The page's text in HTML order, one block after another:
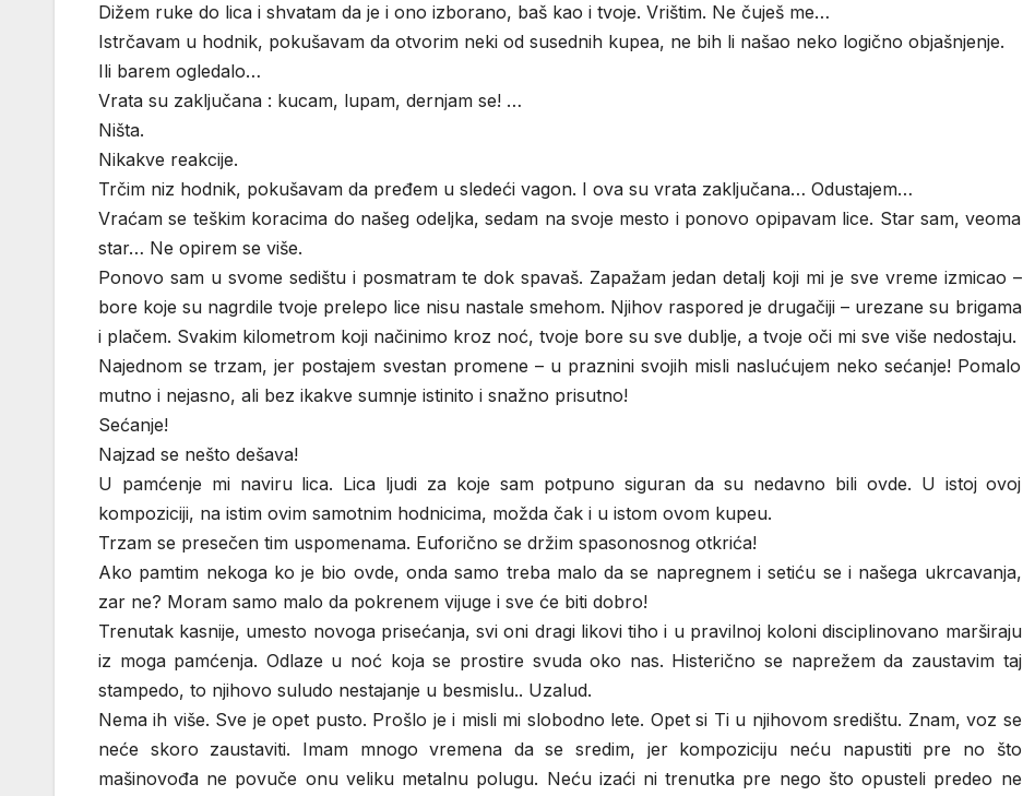
Dižem ruke do lica i shvatam da je i ono izborano, baš kao i tvoje. Vrištim. Ne čuješ me…
Istrčavam u hodnik, pokušavam da otvorim neki od susednih kupea, ne bih li našao neko logično objašnjenje.
Ili barem ogledalo…
Vrata su zaključana : kucam, lupam, dernjam se! …
Ništa.
Nikakve reakcije.
Trčim niz hodnik, pokušavam da pređem u sledeći vagon. I ova su vrata zaključana… Odustajem…
Vraćam se teškim koracima do našeg odeljka, sedam na svoje mesto i ponovo opipavam lice. Star sam, veoma
star… Ne opirem se više.
Ponovo sam u svome sedištu i posmatram te dok spavaš. Zapažam jedan detalj koji mi je sve vreme izmicao –
bore koje su nagrdile tvoje prelepo lice nisu nastale smehom. Njihov raspored je drugačiji – urezane su brigama
i plačem. Svakim kilometrom koji načinimo kroz noć, tvoje bore su sve dublje, a tvoje oči mi sve više nedostaju.
Najednom se trzam, jer postajem svestan promene – u praznini svojih misli naslućujem neko sećanje! Pomalo
mutno i nejasno, ali bez ikakve sumnje istinito i snažno prisutno!
Sećanje!
Najzad se nešto dešava!
U pamćenje mi naviru lica. Lica ljudi za koje sam potpuno siguran da su nedavno bili ovde. U istoj ovoj
kompoziciji, na istim ovim samotnim hodnicima, možda čak i u istom ovom kupeu.
Trzam se presečen tim uspomenama. Euforično se držim spasonosnog otkrića!
Ako pamtim nekoga ko je bio ovde, onda samo treba malo da se napregnem i setiću se i našega ukrcavanja,
zar ne? Moram samo malo da pokrenem vijuge i sve će biti dobro!
Trenutak kasnije, umesto novoga prisećanja, svi oni dragi likovi tiho i u pravilnoj koloni disciplinovano marširaju
iz moga pamćenja. Odlaze u noć koja se prostire svuda oko nas. Histerično se naprežem da zaustavim taj
stampedo, to njihovo suludo nestajanje u besmislu.. Uzalud.
Nema ih više. Sve je opet pusto. Prošlo je i misli mi slobodno lete. Opet si Ti u njihovom središtu. Znam, voz se
neće skoro zaustaviti. Imam mnogo vremena da se sredim, jer kompoziciju neću napustiti pre no što
mašinovođa ne povuče onu veliku metalnu polugu. Neću izaći ni trenutka pre nego što opusteli predeo ne